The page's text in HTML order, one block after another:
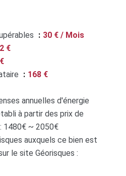
30 € / Mois
€
168 €
annuelles d'énergie
à partir des prix de
1480€ ~ 2050€
auxquels ce bien est
le site Géorisques :